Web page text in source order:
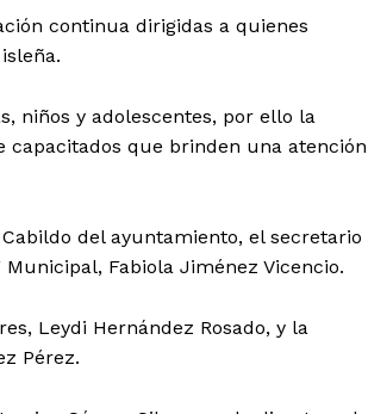
continua dirigidas a quienes
niños y adolescentes, por ello la
que brinden una atención
del ayuntamiento, el secretario
Fabiola Jiménez Vicencio.
Leydi Hernández Rosado, y la
Pérez.